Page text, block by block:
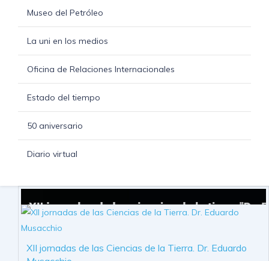
Museo del Petróleo
La uni en los medios
Oficina de Relaciones Internacionales
Estado del tiempo
50 aniversario
Diario virtual
XII jornadas de las Ciencias de la Tierra. Dr. Eduardo